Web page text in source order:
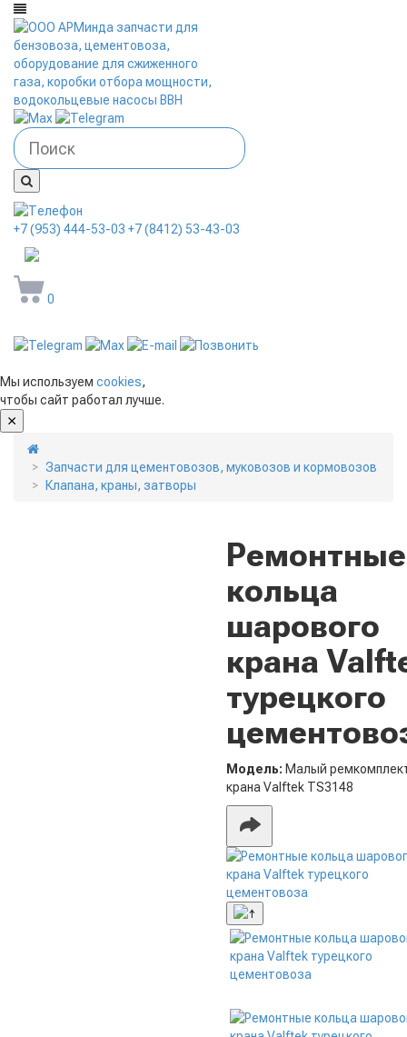
+7 (953) 444-53-03 +7 (8412) 53-43-03
0
Мы используем cookies,
чтобы сайт работал лучше.
Запчасти для цементовозов, муковозов и кормовозов
Клапана, краны, затворы
Ремонтные
кольца
шарового
крана
турецкого
Модель: Малый
крана Valftek ТS3148